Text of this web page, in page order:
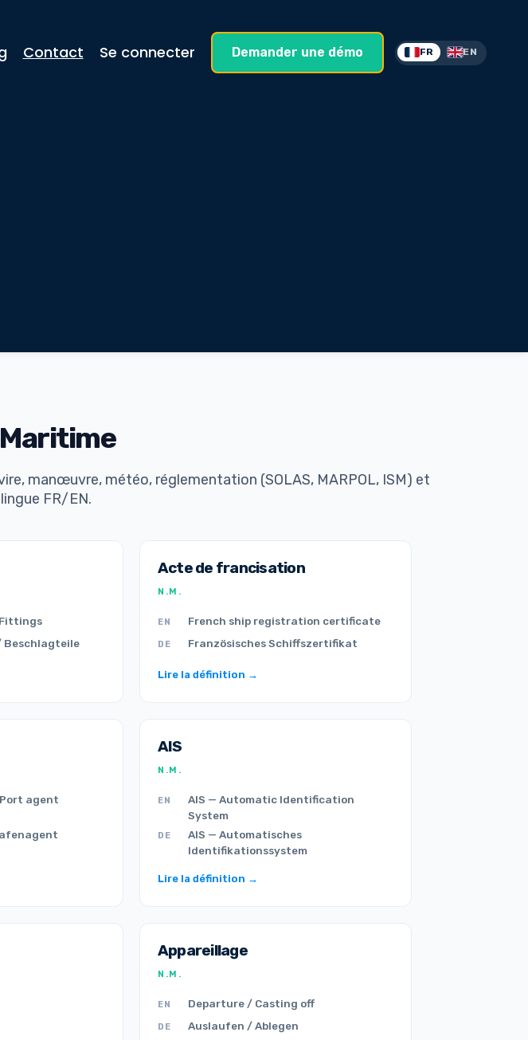
Contact Se connecter Demander une démo FR EN
manœuvre, météo, réglementation (SOLAS, MARPOL, ISM) et
FR/EN.
Beschlagteile
Acte de francisation
N.M.
EN French ship registration certificate
DE Französisches Schiffszertifikat
Lire la définition →
agent
AIS
N.M.
EN
AIS — Automatic Identification
System
DE
AIS — Automatisches
Identifikationssystem
Lire la définition →
Appareillage
N.M.
EN Departure / Casting off
DE Auslaufen / Ablegen